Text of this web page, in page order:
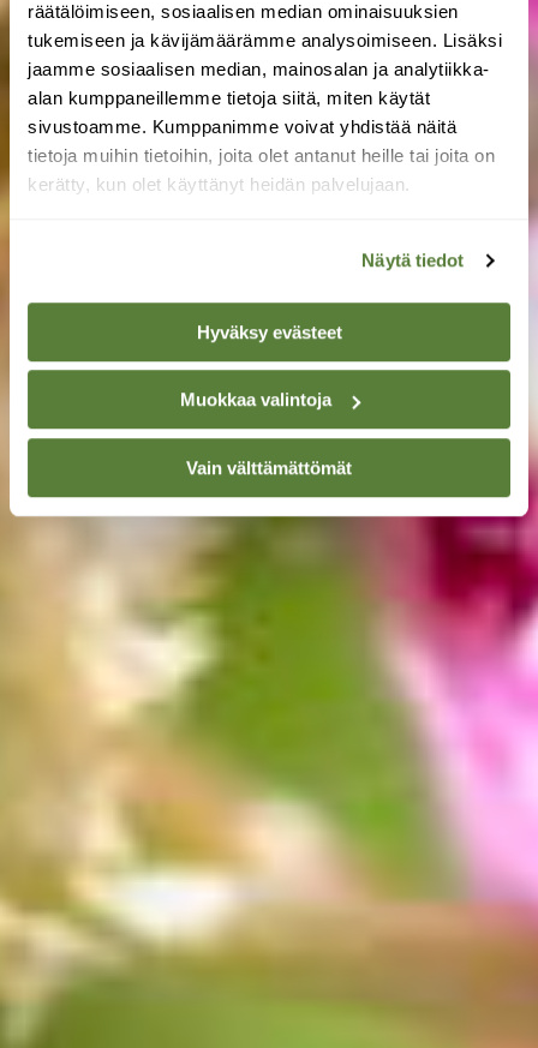
räätälöimiseen, sosiaalisen median ominaisuuksien
tukemiseen ja kävijämäärämme analysoimiseen. Lisäksi
jaamme sosiaalisen median, mainosalan ja analytiikka-
alan kumppaneillemme tietoja siitä, miten käytät
sivustoamme. Kumppanimme voivat yhdistää näitä
tietoja muihin tietoihin, joita olet antanut heille tai joita on
kerätty, kun olet käyttänyt heidän palvelujaan.
Näytä tiedot
Hyväksy evästeet
Muokkaa valintoja
Vain välttämättömät